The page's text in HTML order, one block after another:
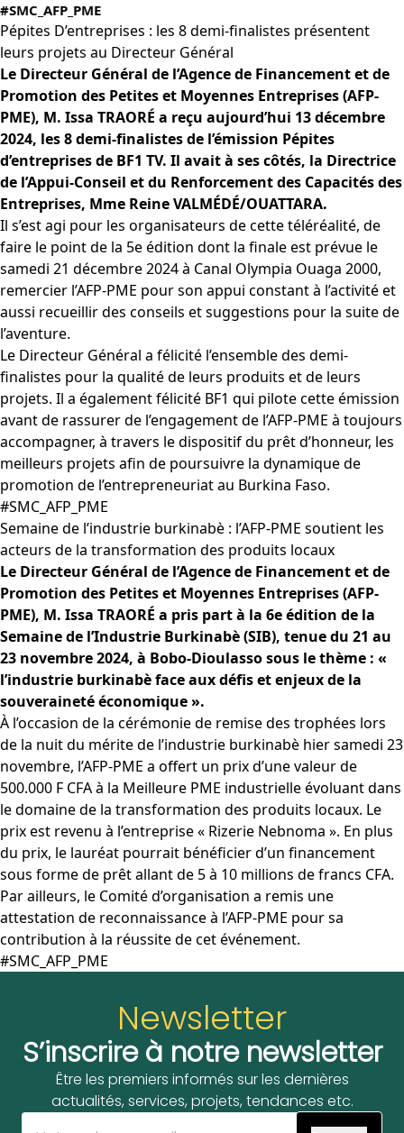
#SMC_AFP_PME
Pépites D’entreprises : les 8 demi-finalistes présentent
leurs projets au Directeur Général
Le Directeur Général de l’Agence de Financement et de
Promotion des Petites et Moyennes Entreprises (AFP-
PME), M. Issa TRAORÉ a reçu aujourd’hui 13 décembre
2024, les 8 demi-finalistes de l’émission Pépites
d’entreprises de BF1 TV. Il avait à ses côtés, la Directrice
de l’Appui-Conseil et du Renforcement des Capacités des
Entreprises, Mme Reine VALMÉDÉ/OUATTARA.
Il s’est agi pour les organisateurs de cette téléréalité, de
faire le point de la 5e édition dont la finale est prévue le
samedi 21 décembre 2024 à Canal Olympia Ouaga 2000,
remercier l’AFP-PME pour son appui constant à l’activité et
aussi recueillir des conseils et suggestions pour la suite de
l’aventure.
Le Directeur Général a félicité l’ensemble des demi-
finalistes pour la qualité de leurs produits et de leurs
projets. Il a également félicité BF1 qui pilote cette émission
avant de rassurer de l’engagement de l’AFP-PME à toujours
accompagner, à travers le dispositif du prêt d’honneur, les
meilleurs projets afin de poursuivre la dynamique de
promotion de l’entrepreneuriat au Burkina Faso.
#SMC_AFP_PME
Semaine de l’industrie burkinabè : l’AFP-PME soutient les
acteurs de la transformation des produits locaux
Le Directeur Général de l’Agence de Financement et de
Promotion des Petites et Moyennes Entreprises (AFP-
PME), M. Issa TRAORÉ a pris part à la 6e édition de la
Semaine de l’Industrie Burkinabè (SIB), tenue du 21 au
23 novembre 2024, à Bobo-Dioulasso sous le thème : «
l’industrie burkinabè face aux défis et enjeux de la
souveraineté économique ».
À l’occasion de la cérémonie de remise des trophées lors
de la nuit du mérite de l’industrie burkinabè hier samedi 23
novembre, l’AFP-PME a offert un prix d’une valeur de
500.000 F CFA à la Meilleure PME industrielle évoluant dans
le domaine de la transformation des produits locaux. Le
prix est revenu à l’entreprise « Rizerie Nebnoma ». En plus
du prix, le lauréat pourrait bénéficier d’un financement
sous forme de prêt allant de 5 à 10 millions de francs CFA.
Par ailleurs, le Comité d’organisation a remis une
attestation de reconnaissance à l’AFP-PME pour sa
contribution à la réussite de cet événement.
#SMC_AFP_PME
Newsletter
S’inscrire à notre newsletter
Être les premiers informés sur les dernières
actualités, services, projets, tendances etc.